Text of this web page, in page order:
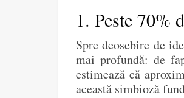
1. Peste 70%
Spre deosebire de
mai profundă: de
estimează că
această simbioză